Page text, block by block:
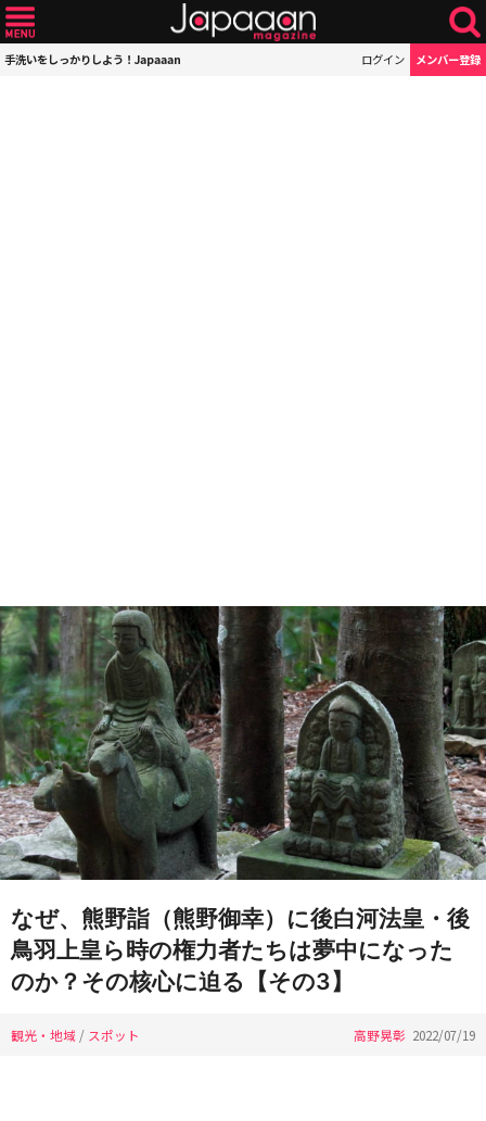
手洗いをしっかりしよう！Japaaan ログイン メンバー登録
なぜ、熊野詣（熊野御幸）に後白河法皇・後
鳥羽上皇ら時の権力者たちは夢中になった
のか？その核心に迫る【その3】
観光・地域 / スポット 高野晃彰 2022/07/19